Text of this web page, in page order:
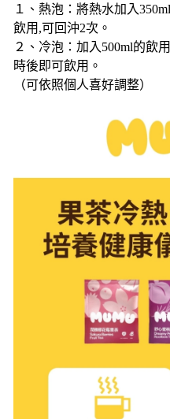
１、熱泡：將熱水加入
飲用,可回沖2次。
２、冷泡：加入500ml的飲
時後即可飲用。
（可依照個人喜好調整）